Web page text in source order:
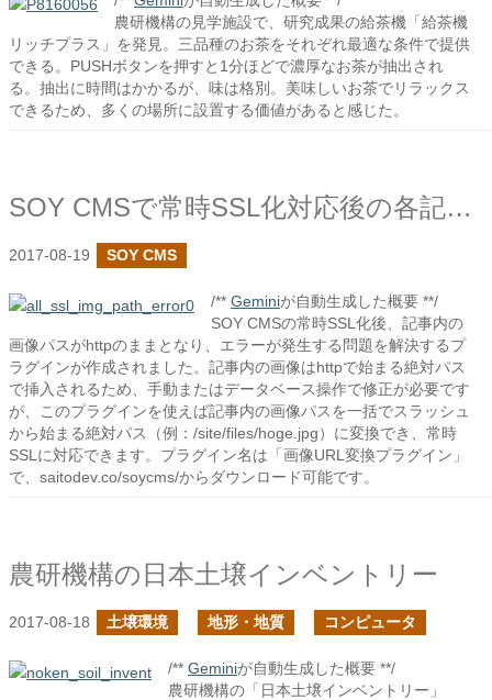
農研機構の見学施設で、研究成果の給茶機「給茶機
リッチプラス」を発見。三品種のお茶をそれぞれ最適な条件で提供
できる。PUSHボタンを押すと1分ほどで濃厚なお茶が抽出され
る。抽出に時間はかかるが、味は格別。美味しいお茶でリラックス
できるため、多くの場所に設置する価値があると感じた。
SOY CMSで常時SSL化対応後の各記事内の画像のパスの対応
2017-08-19 SOY CMS
/** Geminiが自動生成した概要 **/
SOY CMSの常時SSL化後、記事内の
画像パスがhttpのままとなり、エラーが発生する問題を解決するプ
ラグインが作成されました。記事内の画像はhttpで始まる絶対パス
で挿入されるため、手動またはデータベース操作で修正が必要です
が、このプラグインを使えば記事内の画像パスを一括でスラッシュ
から始まる絶対パス（例：/site/files/hoge.jpg）に変換でき、常時
SSLに対応できます。プラグイン名は「画像URL変換プラグイン」
で、saitodev.co/soycms/からダウンロード可能です。
農研機構の日本土壌インベントリー
2017-08-18 土壌環境 地形・地質 コンピュータ
/** Geminiが自動生成した概要 **/
農研機構の「日本土壌インベントリー」